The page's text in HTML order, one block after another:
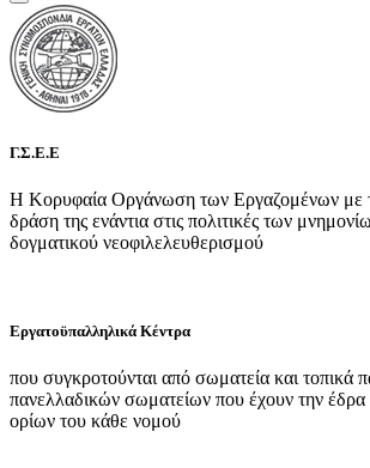
Γ.Σ.Ε.Ε
Η Κορυφαία Οργάνωση των Εργαζομένων με
δράση της ενάντια στις πολιτικές των
δογματικού νεοφιλελευθερισμού
Εργατοϋπαλληλικά Κέντρα
που συγκροτούνται από σωματεία και τοπικά
πανελλαδικών σωματείων που έχουν την έδρα
ορίων του κάθε νομού